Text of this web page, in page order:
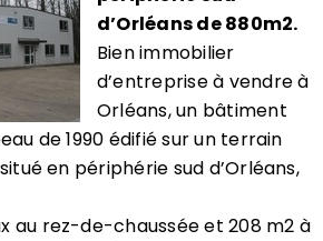
d’Orléans de 880m2.
Bien immobilier
d’entreprise à vendre à
Orléans, un bâtiment
de 1990 édifié sur un terrain
en périphérie sud d’Orléans,
au rez-de-chaussée et 208 m2 à